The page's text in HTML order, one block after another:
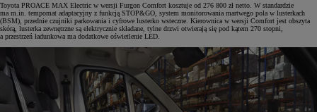
Toyota PROACE MAX Electric w wersji Furgon Comfort kosztuje od 276 800 zł netto. W standardzie
ma m.in. tempomat adaptacyjny z funkcją STOP&GO, system monitorowania martwego pola w lusterkach
(BSM), przednie czujniki parkowania i cyfrowe lusterko wsteczne. Kierownica w wersji Comfort jest obszyta
skórą, lusterka zewnętrzne są elektrycznie składane, tylne drzwi otwierają się pod kątem 270 stopni,
a przestrzeń ładunkowa ma dodatkowe oświetlenie LED.